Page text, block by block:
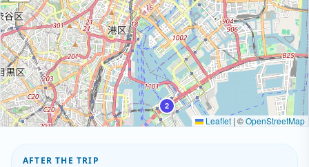
2
Leaflet | ©OpenStreetMap
AFTER THE TRIP